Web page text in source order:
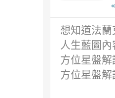
想知道法
人生藍圖
方位星盤
方位星盤